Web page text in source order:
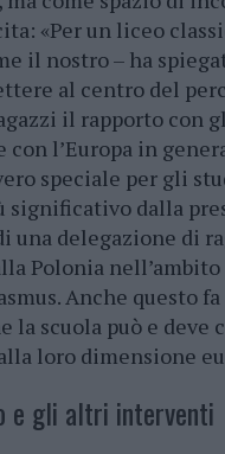
«Per un liceo
il nostro – ha
al centro del
il rapporto con
con l’Europa in
speciale per gli
significativo dalla
una delegazione di
Polonia nell’ambito
Anche questo
la scuola può e deve
loro dimensione
e gli altri interventi